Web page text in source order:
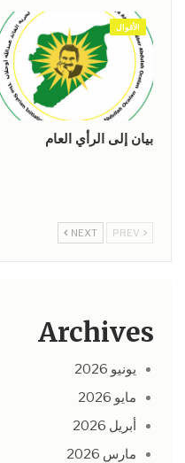
الأقوال
بيان إلى الرأي العام
NEXT
Archives
يونيو 2026
مايو 2026
أبريل 2026
مارس 2026